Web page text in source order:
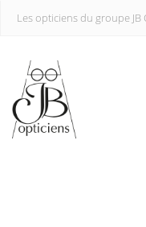
Les opticiens du groupe JB